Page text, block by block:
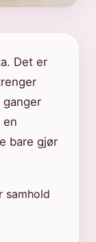
Det er
ganger
en
bare gjør
samhold